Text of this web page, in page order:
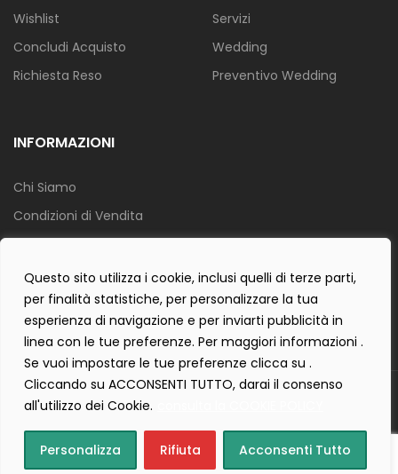
Questo sito utilizza i cookie, inclusi quelli di terze parti,
per finalità statistiche, per personalizzare la tua
esperienza di navigazione e per inviarti pubblicità in
linea con le tue preferenze. Per maggiori informazioni .
Se vuoi impostare le tue preferenze clicca su .
Cliccando su ACCONSENTI TUTTO, darai il consenso
all'utilizzo dei Cookie.
Personalizza Rifiuta Acconsenti Tutto
Wishlist
Concludi Acquisto
Richiesta Reso
Servizi
Wedding
Preventivo Wedding
INFORMAZIONI
Chi Siamo
Condizioni di Vendita
Info Spedizione
Privacy Policy
Cookie Policy
Contact Form Policy
Tecnostudio di Martellini Nicoletta
Creartlab.it